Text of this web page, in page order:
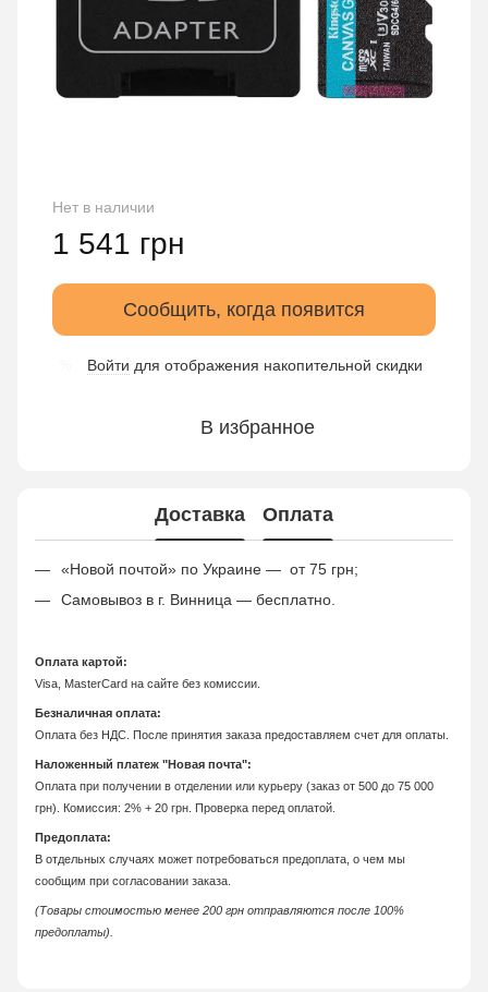
Нет в наличии
1 541 грн
Сообщить, когда появится
Войти для отображения накопительной скидки
В избранное
Доставка Оплата
«Новой почтой» по Украине — от 75 грн;
Самовывоз в г. Винница — бесплатно.
Оплата картой:
Visa, MasterCard на сайте без комиссии.
Безналичная оплата:
Оплата без НДС. После принятия заказа предоставляем счет для оплаты.
Наложенный платеж "Новая почта":
Оплата при получении в отделении или курьеру (заказ от 500 до 75 000
грн). Комиссия: 2% + 20 грн. Проверка перед оплатой.
Предоплата:
В отдельных случаях может потребоваться предоплата, о чем мы
сообщим при согласовании заказа.
(Товары стоимостью менее 200 грн отправляются после 100%
предоплаты).